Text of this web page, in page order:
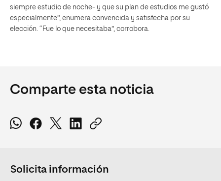
siempre estudio de noche- y que su plan de estudios me gustó
especialmente”, enumera convencida y satisfecha por su
elección. “Fue lo que necesitaba”, corrobora.
Comparte esta noticia
Solicita información